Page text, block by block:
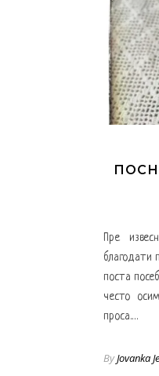
Пре
благодати
поста
често
проса.…
ByJovanka